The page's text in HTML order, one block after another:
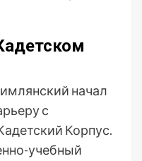
начал
с
Корпус.
учебный